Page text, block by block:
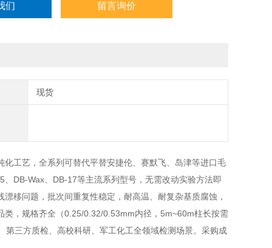
们 留言询价
现货
工艺，全系列可替代平替安捷伦、赛默飞、岛津等进口毛
DB-Wax、DB-17等主流系列型号，无需改动实验方法即
移问题，批次间重复性稳定，耐高温、耐复杂基质腐蚀，
，规格齐全（0.25/0.32/0.53mm内径，5m~60m柱长按需
三方质检、高校科研、军工化工全领域检测场景。采购成